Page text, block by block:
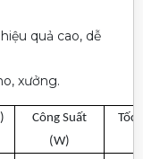
quả cao, dễ
xưởng.
Công Suất
(W)
Tốc